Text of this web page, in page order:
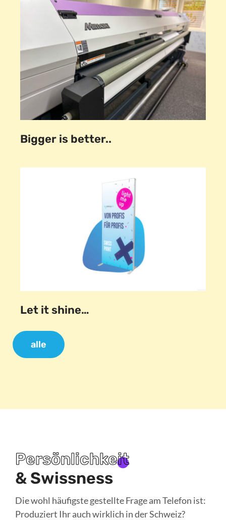
Bigger is better..
Let it shine…
alle
Persönlichkeit
& Swissness
Die wohl häufigste gestellte Frage am Telefon ist:
Produziert Ihr auch wirklich in der Schweiz?